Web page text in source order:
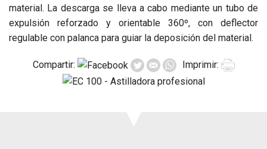
Manuales y
despieces
Garantías
material. La descarga se lleva a cabo mediante un tubo de
expulsión reforzado y orientable 360º, con deflector
regulable con palanca para guiar la deposición del material.
Compartir: Imprimir: